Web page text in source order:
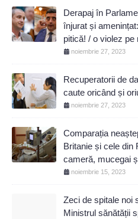
Derapaj în
înjurat și
pitică! / o violez pe
noiembrie 27, 2023
Recuperatorii de
caute oricând și
noiembrie 27, 2023
Comparația
Britanie și cele din
cameră, mucegai
noiembrie 15, 2023
Zeci de spitale noi
Ministrul sănătății